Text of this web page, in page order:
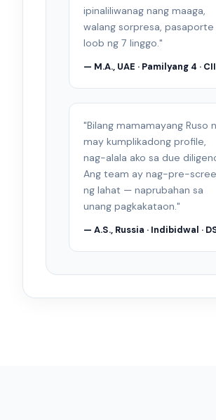
ipinaliliwanag nang maaga,
walang sorpresa, pasaporte
loob ng 7 linggo."
— M.A., UAE · Pamilyang 4 ·
"Bilang mamamayang Ruso
may kumplikadong profile,
nag-alala ako sa due
Ang team ay nag-pre-
ng lahat — naprubahan sa
unang pagkakataon."
— A.S., Russia · Indibidwal ·